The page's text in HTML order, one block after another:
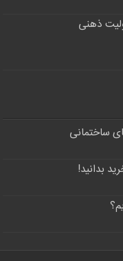
ذهنی
ساختمانی
بدانید!